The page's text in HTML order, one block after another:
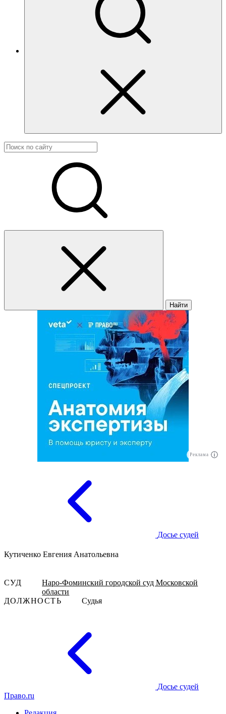
Найти
Реклама
Досье судей
Кутиченко Евгения Анатольевна
СУД
Наро-Фоминский городской суд Московской
области
ДОЛЖНОСТЬ
Судья
Досье судей
Право.ru